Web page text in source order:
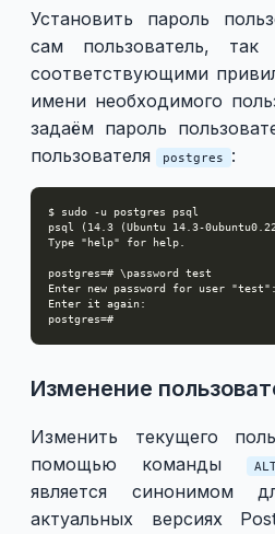
Установить пароль
сам пользователь,
соответствующими
имени необходимого
задаём пароль
пользователя
postgres :
Изменение
Изменить текущего
помощью команды
является синонимом
актуальных версиях